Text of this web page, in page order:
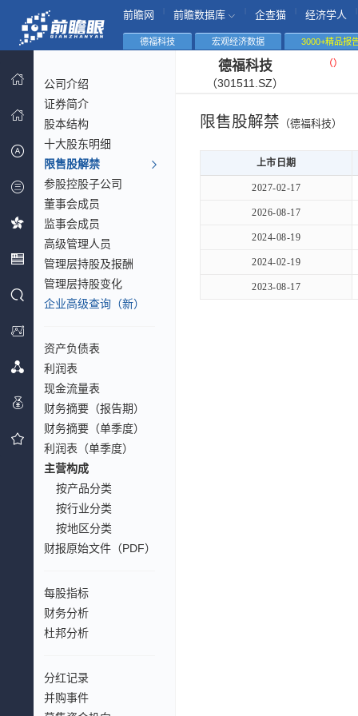
前瞻网 前瞻数据库 企查猫 经济学人
德福科技 宏观经济数据 3000+精品报
公司介绍
证券简介
股本结构
十大股东明细
限售股解禁
参股控股子公司
董事会成员
监事会成员
高级管理人员
管理层持股及报酬
管理层持股变化
企业高级查询（新）
资产负债表
利润表
现金流量表
财务摘要（报告期）
财务摘要（单季度）
利润表（单季度）
主营构成
按产品分类
按行业分类
按地区分类
财报原始文件（PDF）
每股指标
财务分析
杜邦分析
分红记录
并购事件
德福科技
（301511.SZ）
（）
限售股解禁 （德福科技）
上市日期
2027-02-17
2026-08-17
2024-08-19
2024-02-19
2023-08-17